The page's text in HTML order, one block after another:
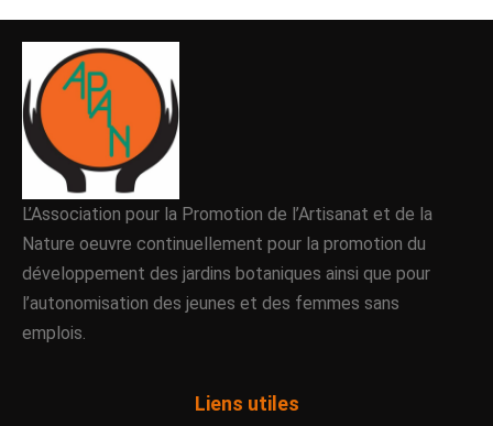
L’Association pour la Promotion de l’Artisanat et de la
Nature oeuvre continuellement pour la promotion du
développement des jardins botaniques ainsi que pour
l’autonomisation des jeunes et des femmes sans
emplois.
Liens utiles